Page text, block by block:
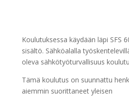
Koulutuksessa käydään läpi SFS
sisältö. Sähköalalla
oleva sähkötyöturvallisuus
Tämä koulutus on suunnattu
aiemmin suorittaneet yleisen